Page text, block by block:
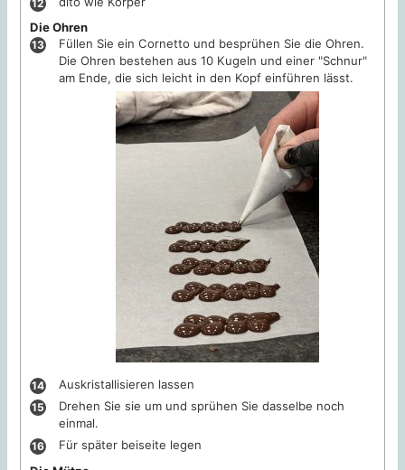
Die Ohren
Füllen Sie ein Cornetto und besprühen Sie die Ohren.
Die Ohren bestehen aus 10 Kugeln und einer "Schnur"
am Ende, die sich leicht in den Kopf einführen lässt.
Auskristallisieren lassen
Drehen Sie sie um und sprühen Sie dasselbe noch
einmal.
Für später beiseite legen